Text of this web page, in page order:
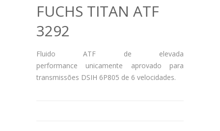
FUCHS TITAN ATF
3292
Fluido ATF de elevada
performance unicamente aprovado para
transmissões DSIH 6P805 de 6 velocidades.